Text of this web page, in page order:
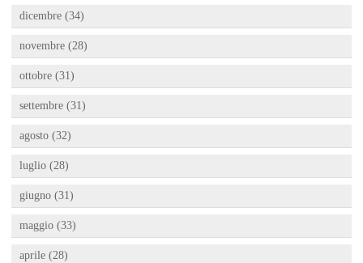
dicembre (34)
novembre (28)
ottobre (31)
settembre (31)
agosto (32)
luglio (28)
giugno (31)
maggio (33)
aprile (28)